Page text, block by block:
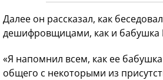
Далее он рассказал, как
дешифровщицами, как и бабушка
«Я напомнил всем, как ее
общего с некоторыми из